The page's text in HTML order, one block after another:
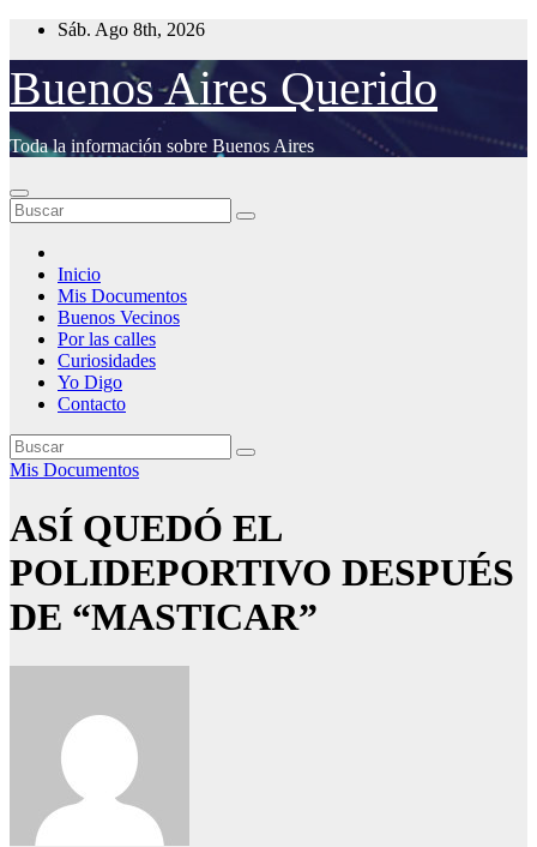
Saltar
contenido
Sáb. Ago 8th, 2026
Buenos Aires Querido
Toda la información sobre Buenos Aires
Inicio
Mis Documentos
Buenos Vecinos
Por las calles
Curiosidades
Yo Digo
Contacto
Mis Documentos
ASÍ QUEDÓ EL
POLIDEPORTIVO DESPUÉS
DE “MASTICAR”